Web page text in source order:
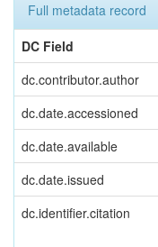
Full metadata record
DC Field
dc.contributor.author
dc.date.accessioned
dc.date.available
dc.date.issued
dc.identifier.citation